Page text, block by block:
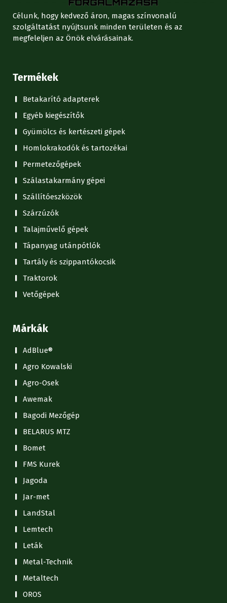
Célunk, hogy kedvező áron, magas színvonalú
szolgáltatást nyújtsunk minden területen és az
megfeleljen az Önök elvárásainak.
Termékek
Betakarító adapterek
Egyéb kiegészítők
Gyümölcs és kertészeti gépek
Homlokrakodók és tartozékai
Permetezőgépek
Szálastakarmány gépei
Szállítóeszközök
Szárzúzók
Talajművelő gépek
Tápanyag utánpótlók
Tartály és szippantókocsik
Traktorok
Vetőgépek
Márkák
AdBlue®
Agro Kowalski
Agro-Osek
Awemak
Bagodi Mezőgép
BELARUS MTZ
Bomet
FMS Kurek
Jagoda
Jar-met
LandStal
Lemtech
Leták
Metal-Technik
Metaltech
OROS